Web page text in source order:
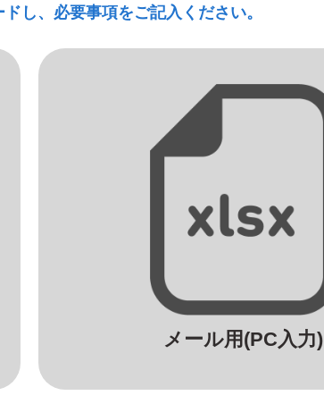
し、必要事項をご記入ください。
メール用(PC入力)